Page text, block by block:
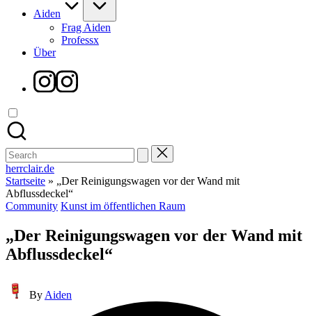
Aiden
Frag Aiden
Professx
Über
Instagram
Search
for:
herrclair.de
Startseite » „Der Reinigungswagen vor der Wand mit
Abflussdeckel“
Posted
Community Kunst im öffentlichen Raum
„Der Reinigungswagen vor der Wand mit
Abflussdeckel“
Posted
by
By Aiden